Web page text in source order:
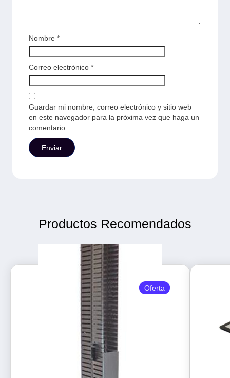
Nombre *
Correo electrónico *
Guardar mi nombre, correo electrónico y sitio web
en este navegador para la próxima vez que haga un
comentario.
Productos Recomendados
Oferta